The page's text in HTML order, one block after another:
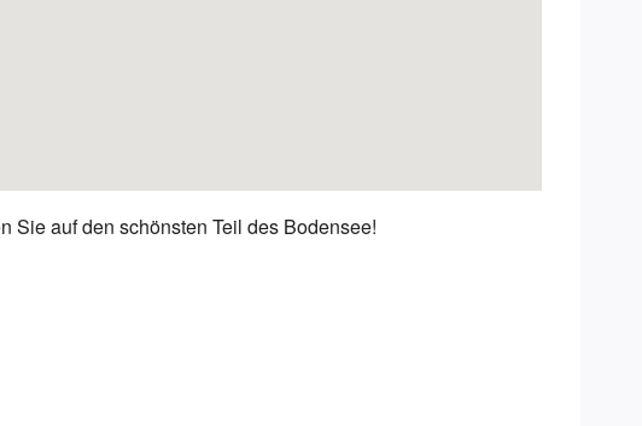
Sie auf den schönsten Teil des Bodensee!